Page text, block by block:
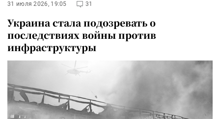
31 июля 2026, 19:05 31
Украина стала подозревать о
последствиях войны против
инфраструктуры